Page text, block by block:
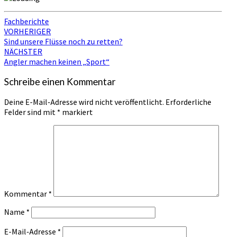
Fachberichte
Beitragsnavigation
VORHERIGER
Sind unsere Flüsse noch zu retten?
NÄCHSTER
Angler machen keinen „Sport“
Schreibe einen Kommentar
Deine E-Mail-Adresse wird nicht veröffentlicht. Erforderliche
Felder sind mit * markiert
Kommentar *
Name *
E-Mail-Adresse *